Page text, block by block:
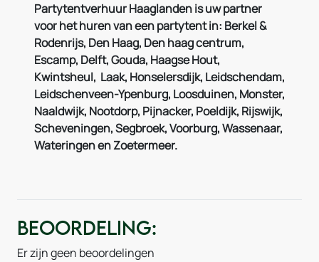
Partytentverhuur Haaglanden is uw partner
voor het huren van een partytent in: Berkel &
Rodenrijs, Den Haag, Den haag centrum,
Escamp, Delft, Gouda, Haagse Hout,
Kwintsheul, Laak, Honselersdijk, Leidschendam,
Leidschenveen-Ypenburg, Loosduinen, Monster,
Naaldwijk, Nootdorp, Pijnacker, Poeldijk, Rijswijk,
Scheveningen, Segbroek, Voorburg, Wassenaar,
Wateringen en Zoetermeer.
Beoordeling:
Er zijn geen beoordelingen